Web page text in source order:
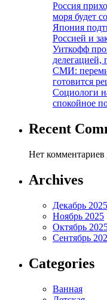
Россия
моря будет
Япония
Россией и
Уиткофф
делегацией,
СМИ:
готовится
Социологи
спокойное
Recent
Нет комментариев
Archives
Декабрь 2025
Ноябрь 2025
Октябрь
Сентябрь
Categories
Ванная